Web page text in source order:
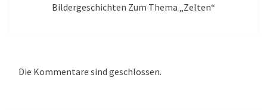
Bildergeschichten Zum Thema „Zelten“
Die Kommentare sind geschlossen.